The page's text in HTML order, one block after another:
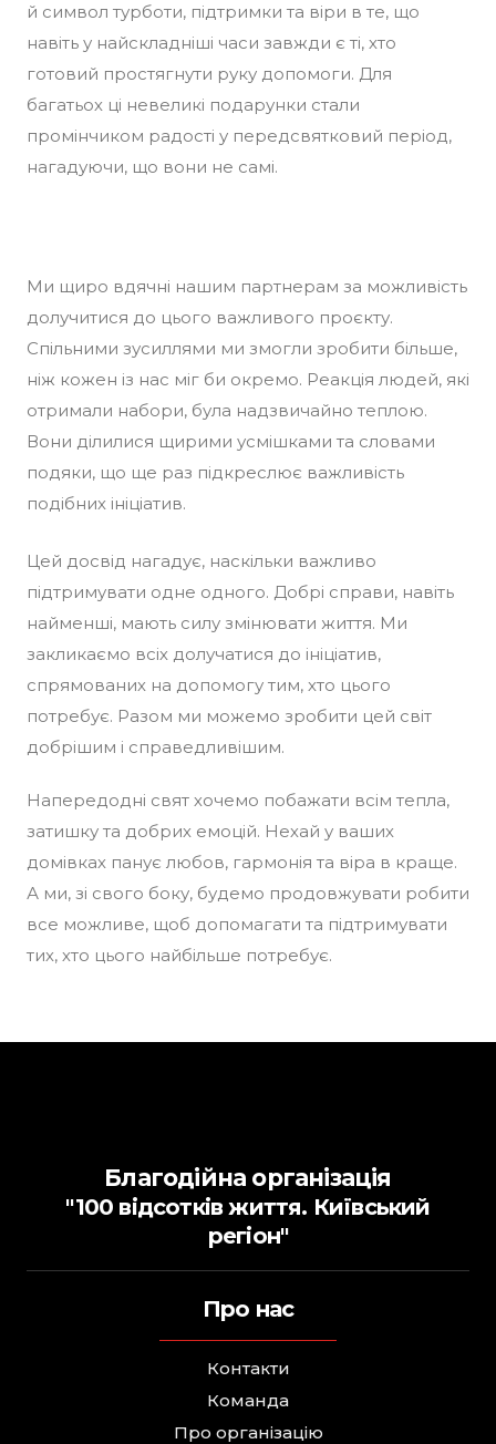
й символ турботи, підтримки та віри в те, що
навіть у найскладніші часи завжди є ті, хто
готовий простягнути руку допомоги. Для
багатьох ці невеликі подарунки стали
промінчиком радості у передсвятковий період,
нагадуючи, що вони не самі.
Ми щиро вдячні нашим партнерам за можливість
долучитися до цього важливого проєкту.
Спільними зусиллями ми змогли зробити більше,
ніж кожен із нас міг би окремо. Реакція людей, які
отримали набори, була надзвичайно теплою.
Вони ділилися щирими усмішками та словами
подяки, що ще раз підкреслює важливість
подібних ініціатив.
Цей досвід нагадує, наскільки важливо
підтримувати одне одного. Добрі справи, навіть
найменші, мають силу змінювати життя. Ми
закликаємо всіх долучатися до ініціатив,
спрямованих на допомогу тим, хто цього
потребує. Разом ми можемо зробити цей світ
добрішим і справедливішим.
Напередодні свят хочемо побажати всім тепла,
затишку та добрих емоцій. Нехай у ваших
домівках панує любов, гармонія та віра в краще.
А ми, зі свого боку, будемо продовжувати робити
все можливе, щоб допомагати та підтримувати
тих, хто цього найбільше потребує.
Благодійна організація
"100 відсотків життя. Київський
регіон"
Про нас
Контакти
Команда
Про організацію